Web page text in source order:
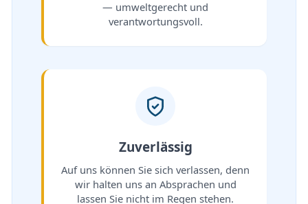
— umweltgerecht und
verantwortungsvoll.
Zuverlässig
Auf uns können Sie sich verlassen, denn
wir halten uns an Absprachen und
lassen Sie nicht im Regen stehen.